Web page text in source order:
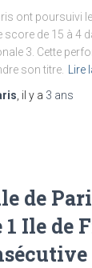
ont poursuivi
score de 15 à 4
3. Cette
son titre.
, il y a 3 ans
de
Ile de